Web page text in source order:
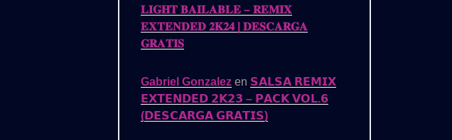
𝐋𝐈𝐆𝐇𝐓 𝐁𝐀𝐈𝐋𝐀𝐁𝐋𝐄 – 𝐑𝐄𝐌𝐈𝐗
𝐄𝐗𝐓𝐄𝐍𝐃𝐄𝐃 𝟐𝐊𝟐𝟒 | 𝐃𝐄𝐒𝐂𝐀𝐑𝐆𝐀
𝐆𝐑𝐀𝐓𝐈𝐒
Gabriel Gonzalez en 𝗦𝗔𝗟𝗦𝗔 𝗥𝗘𝗠𝗜𝗫
𝗘𝗫𝗧𝗘𝗡𝗗𝗘𝗗 𝟮𝗞𝟮𝟯 – 𝗣𝗔𝗖𝗞 𝗩𝗢𝗟.𝟲
(𝗗𝗘𝗦𝗖𝗔𝗥𝗚𝗔 𝗚𝗥𝗔𝗧𝗜𝗦)